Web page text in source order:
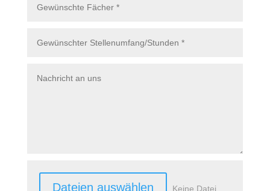
Dateien auswählen Keine Datei